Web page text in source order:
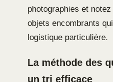
photographies et
objets encombrants
logistique particulière.
La méthode des
un tri efficace